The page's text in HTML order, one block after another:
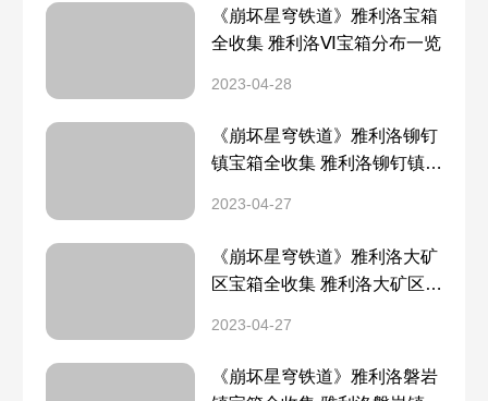
《崩坏星穹铁道》雅利洛宝箱
全收集 雅利洛Ⅵ宝箱分布一览
2023-04-28
《崩坏星穹铁道》雅利洛铆钉
镇宝箱全收集 雅利洛铆钉镇宝
2023-04-27
《崩坏星穹铁道》雅利洛大矿
区宝箱全收集 雅利洛大矿区宝
2023-04-27
《崩坏星穹铁道》雅利洛磐岩